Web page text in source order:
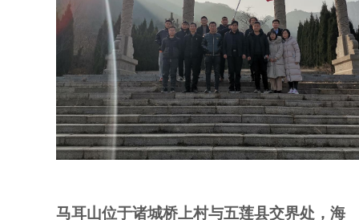
马耳山位于诸城桥上村与五莲县交界处，海